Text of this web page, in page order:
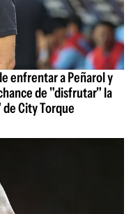
enfrentar a Peñarol y
de "disfrutar" la
City Torque